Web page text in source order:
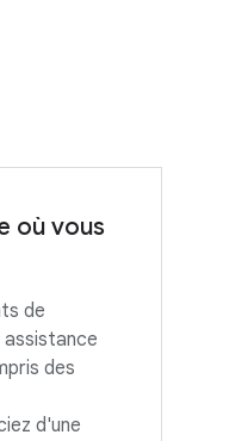
où vous
de
des
d'une